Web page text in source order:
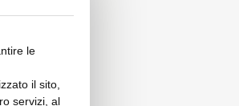
le
il sito,
servizi, al